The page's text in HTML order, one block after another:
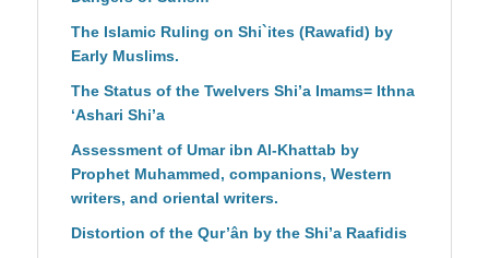
The Islamic Ruling on Shi`ites (Rawafid) by
Early Muslims.
The Status of the Twelvers Shi’a Imams= Ithna
‘Ashari Shi’a
Assessment of Umar ibn Al-Khattab by
Prophet Muhammed, companions, Western
writers, and oriental writers.
Distortion of the Qur’ân by the Shi’a Raafidis